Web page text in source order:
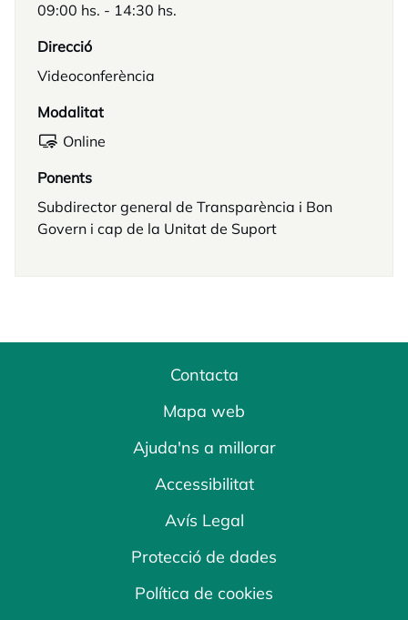
09:00 hs. - 14:30 hs.
Direcció
Videoconferència
Modalitat
Online
Ponents
Subdirector general de Transparència i Bon
Govern i cap de la Unitat de Suport
Contacta
Mapa web
Ajuda'ns a millorar
Accessibilitat
Avís Legal
Protecció de dades
Política de cookies